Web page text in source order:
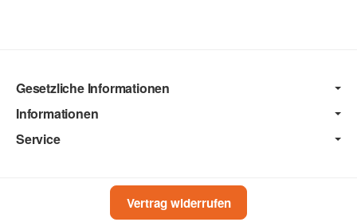
Gesetzliche Informationen
Informationen
Service
Vertrag widerrufen